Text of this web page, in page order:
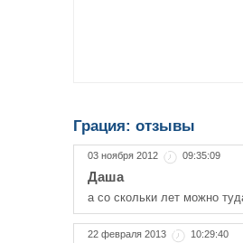
Грация: отзывы
03 ноября 2012 09:35:09
Даша
а со скольки лет можно
22 февраля 2013 10:29:40